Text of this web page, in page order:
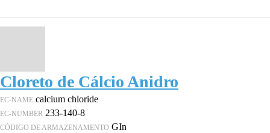
Cloreto de Cálcio Anidro
EC-NAME calcium chloride
EC-NUMBER 233-140-8
CÓDIGO DE ARMAZENAMENTO GIn